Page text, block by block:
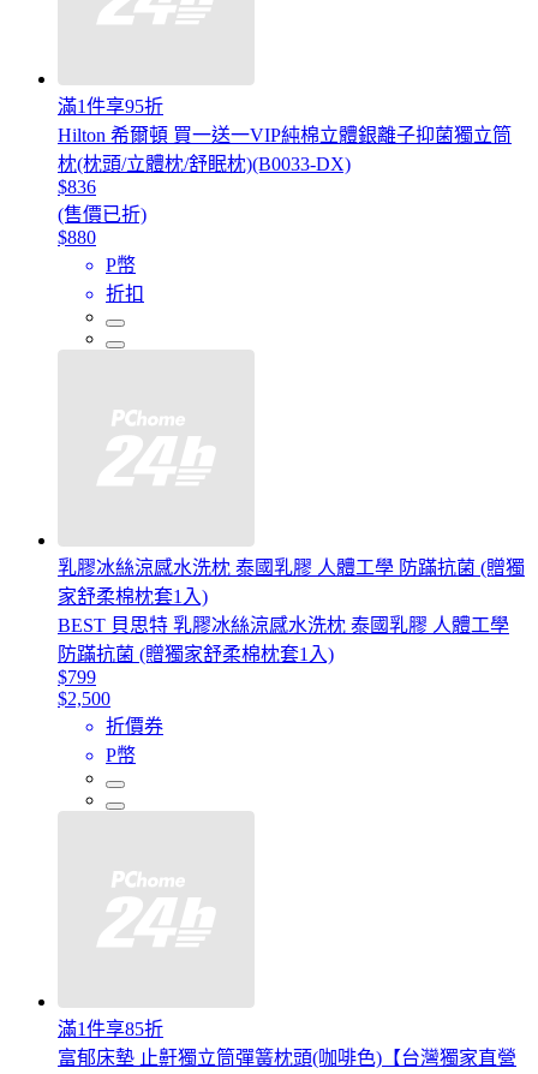
滿1件享95折
Hilton 希爾頓 買一送一VIP純棉立體銀離子抑菌獨立筒
枕(枕頭/立體枕/舒眠枕)(B0033-DX)
$836
(售價已折)
$880
P幣
折扣
乳膠冰絲涼感水洗枕 泰國乳膠 人體工學 防蹣抗菌 (贈獨
家舒柔棉枕套1入)
BEST 貝思特 乳膠冰絲涼感水洗枕 泰國乳膠 人體工學
防蹣抗菌 (贈獨家舒柔棉枕套1入)
$799
$2,500
折價券
P幣
滿1件享85折
富郁床墊 止鼾獨立筒彈簧枕頭(咖啡色)【台灣獨家直營